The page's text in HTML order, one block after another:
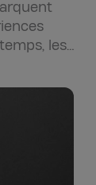
les